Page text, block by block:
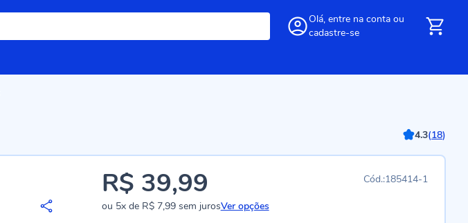
Olá, entre na conta ou
cadastre-se
4.3(18)
185414-1
R$ 39,99
ou 5xde R$ 7,99sem jurosVer opções